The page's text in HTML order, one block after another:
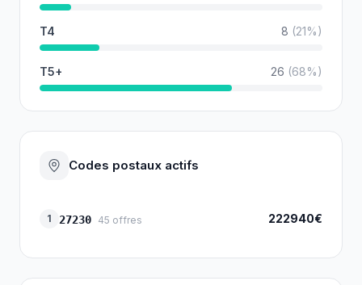
T4 8 (21%)
T5+ 26 (68%)
Codes postaux actifs
1 27230 45 offres 222940€